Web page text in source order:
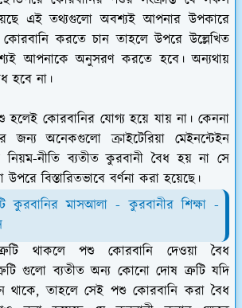
এই তথ্যগুলো অবশ্যই আপনার উপকারে
করতে চান তাহলে উপরে উল্লেখিত
আপনাকে অনুসরণ করতে হবে। অন্যথায়
হবে না।
হলেই কোরবানির যোগ্য হয়ে যায় না। কেননা
অনেকগুলো ক্রাইটেরিয়া মেইনন্টেইন
নীতি ব্যতীত কুরবানী বৈধ হয় না সে
বিস্তারিতভাবে বর্ণনা করা হয়েছে।
কুরবানির মাসআলা - কুরবানীর শিক্ষা -
থাকলে পশু কোরবানি দেওয়া বৈধ
গুলো ব্যতীত অন্য কোনো দোষ ত্রুটি যদি
থাকে, তাহলে সেই পশু কোরবানি করা বৈধ